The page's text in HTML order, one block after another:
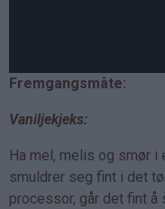
Fremgangsmåte:
Vaniljekjeks:
Ha mel, melis og smør
smuldrer seg fint i det
processor, går det fint